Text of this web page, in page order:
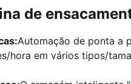
de
Automação de ponta a
hora em vários tipos/